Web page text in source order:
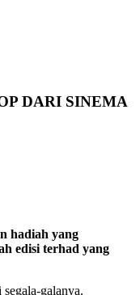
DARI SINEMA
hadiah yang
edisi terhad yang
galanya.